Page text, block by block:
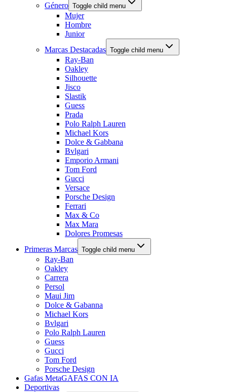
Género Toggle child menu
Mujer
Hombre
Junior
Marcas Destacadas Toggle child menu
Ray-Ban
Oakley
Silhouette
Jisco
Slastik
Guess
Prada
Polo Ralph Lauren
Michael Kors
Dolce & Gabbana
Bvlgari
Emporio Armani
Tom Ford
Gucci
Versace
Porsche Design
Ferrari
Max & Co
Max Mara
Dolores Promesas
Primeras Marcas Toggle child menu
Ray-Ban
Oakley
Carrera
Persol
Maui Jim
Dolce & Gabanna
Michael Kors
Bvlgari
Polo Ralph Lauren
Guess
Gucci
Tom Ford
Porsche Design
Gafas MetaGAFAS CON IA
Deportivas